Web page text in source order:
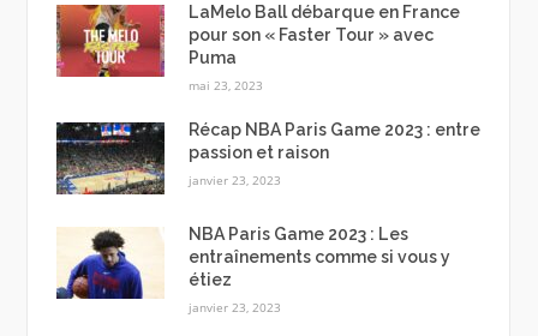
LaMelo Ball débarque en France
pour son « Faster Tour » avec
Puma
mai 23, 2023
Récap NBA Paris Game 2023 : entre
passion et raison
janvier 23, 2023
NBA Paris Game 2023 : Les
entraînements comme si vous y
étiez
janvier 23, 2023